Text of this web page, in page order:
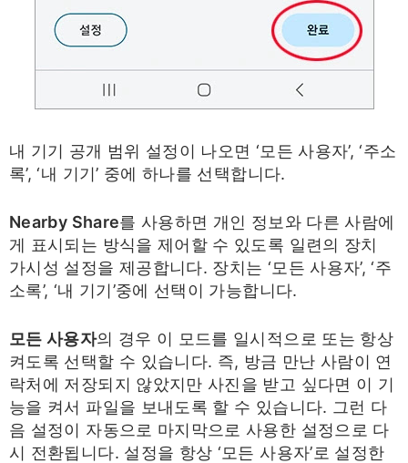
내 기기 공개 범위 설정이 나오면 ‘모든 사용자’, ‘주소
록’, ‘내 기기’ 중에 하나를 선택합니다.
Nearby Share를 사용하면 개인 정보와 다른 사람에
게 표시되는 방식을 제어할 수 있도록 일련의 장치
가시성 설정을 제공합니다. 장치는 ‘모든 사용자’, ‘주
소록’, ‘내 기기’중에 선택이 가능합니다.
모든 사용자의 경우 이 모드를 일시적으로 또는 항상
켜도록 선택할 수 있습니다. 즉, 방금 만난 사람이 연
락처에 저장되지 않았지만 사진을 받고 싶다면 이 기
능을 켜서 파일을 보내도록 할 수 있습니다. 그런 다
음 설정이 자동으로 마지막으로 사용한 설정으로 다
시 전환됩니다. 설정을 항상 ‘모든 사용자’로 설정한